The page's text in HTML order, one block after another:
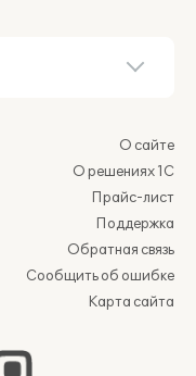
О сайте
О решениях 1С
Прайс-лист
Поддержка
Обратная связь
Сообщить об ошибке
Карта сайта